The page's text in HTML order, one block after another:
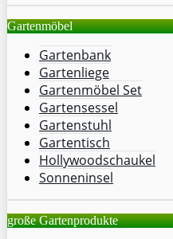
Gartenmöbel
Gartenbank
Gartenliege
Gartenmöbel Set
Gartensessel
Gartenstuhl
Gartentisch
Hollywoodschaukel
Sonneninsel
große Gartenprodukte